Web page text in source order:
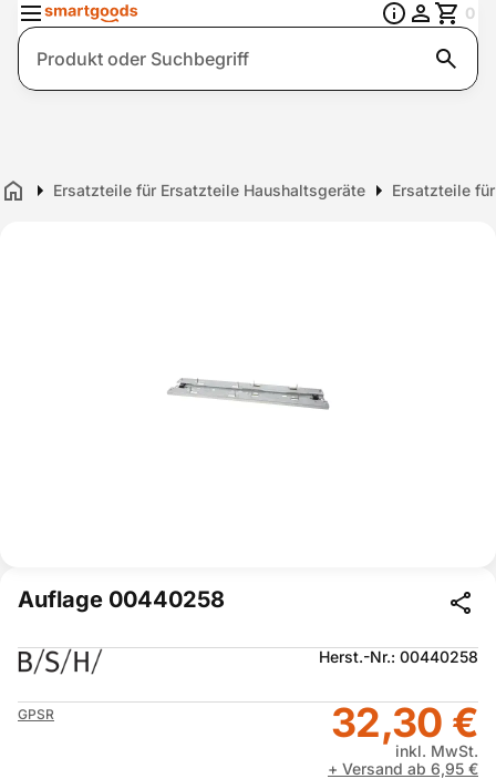
Suche
0
Home Ersatzteile für Ersatzteile Haushaltsgeräte Ersatzteile
Auflage 00440258
Herst.-Nr.: 00440258
GPSR 32,30 €
inkl. MwSt.
+ Versand ab 6,95 €